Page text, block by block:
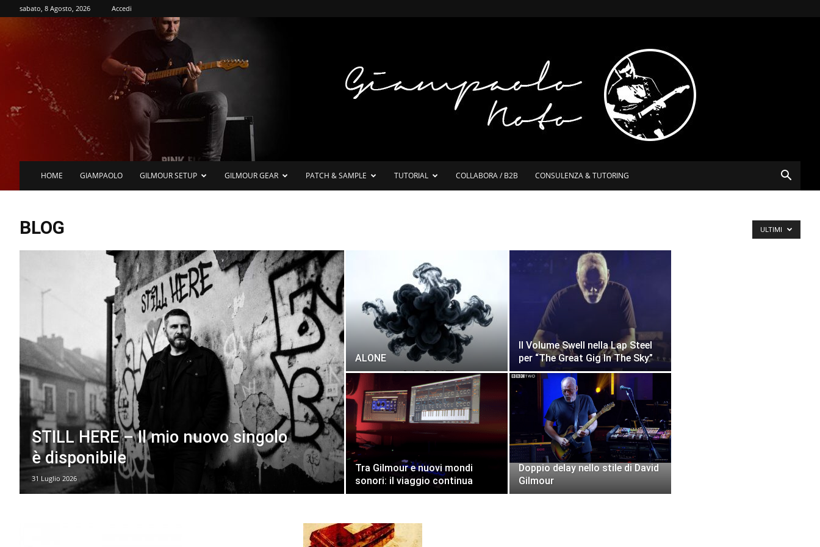
sabato, 8 Agosto, 2026 Accedi
HOME GIAMPAOLO GILMOUR SETUP GILMOUR GEAR PATCH & SAMPLE TUTORIAL COLLABORA / B2B CONSULENZA & TUTORING
BLOG ULTIMI
STILL HERE – Il mio nuovo singolo
è disponibile
31 Luglio 2026
ALONE
Il Volume Swell nella Lap Steel
per “The Great Gig In The Sky”
Tra Gilmour e nuovi mondi
sonori: il viaggio continua
Doppio delay nello stile di David
Gilmour